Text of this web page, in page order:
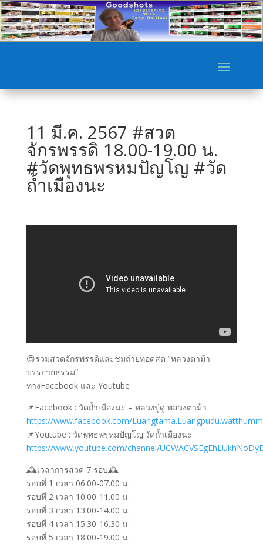
11 มี.ค. 2567 #สวด
จักรพรรดิ 18.00-19.00 น.
#วัดพุทธพรหมปัญโญ #วัด
ถ้ำเมืองนะ
😍ร่วมสวดจักรพรรดิและชมถ่ายทอดสด ”หลวงตาม้า
บรรยายธรรม”
ทางFacebook และ Youtube
📌Facebook : วัดถ้ำเมืองนะ – หลวงปู่ดู่ หลวงตาม้า
https://www.facebook.com/
📌Youtube : วัดพุทธพรหมปัญโญ:วัดถ้ำเมืองนะ
https://www.youtube.com/channel/
🕰เวลาการสวด 7 รอบ🕰
รอบที่ 1 เวลา 06.00-07.00 น.
รอบที่ 2 เวลา 10.00-11.00 น.
รอบที่ 3 เวลา 13.00-14.00 น.
รอบที่ 4 เวลา 15.30-16.30 น.
รอบที่ 5 เวลา 18.00-19.00 น.